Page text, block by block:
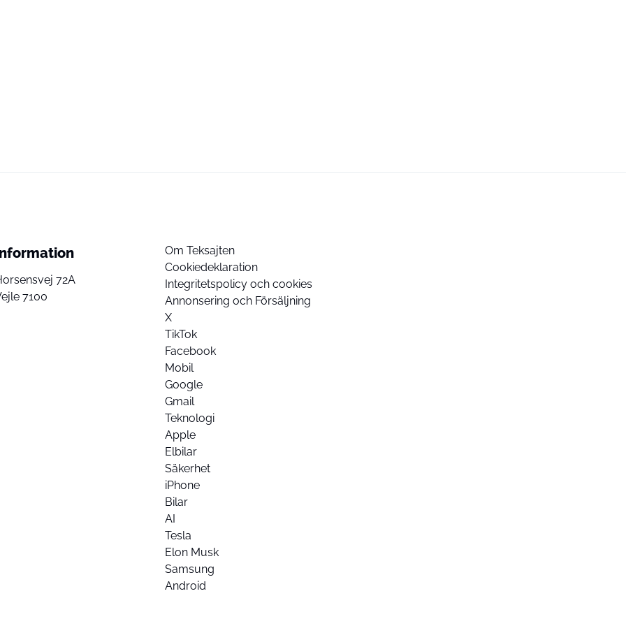
72A
7100
Om Teksajten
Cookiedeklaration
Integritetspolicy och cookies
Annonsering och Försäljning
X
TikTok
Facebook
Mobil
Google
Gmail
Teknologi
Apple
Elbilar
Säkerhet
iPhone
Bilar
AI
Tesla
Elon Musk
Samsung
Android